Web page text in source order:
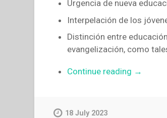
Urgencia de nueva
Interpelación de los
Distinción entre
evangelización, como
Continue reading “Egidio
→
18 July 2023